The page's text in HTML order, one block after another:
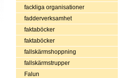
fackliga organisationer
fadderverksamhet
faktaböcker
faktaböcker
fallskärmshoppning
fallskärmstrupper
Falun